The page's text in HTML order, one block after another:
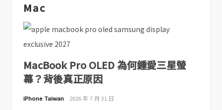
Mac
MacBook Pro OLED 為何鍾愛三星螢
幕？背後真正原因
iPhone Taiwan 2026 年 7 月 31 日